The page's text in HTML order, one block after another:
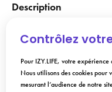
Description
Conseils d'utilisation
Composition
Contrôlez
Pour IZY.LIFE, votre
Nous utilisons des cookies pour
mesurant l’audience de notre